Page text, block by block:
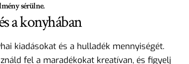
sérülne.
a konyhában
kiadásokat és a hulladék mennyiségét.
fel a maradékokat kreatívan, és figyelj